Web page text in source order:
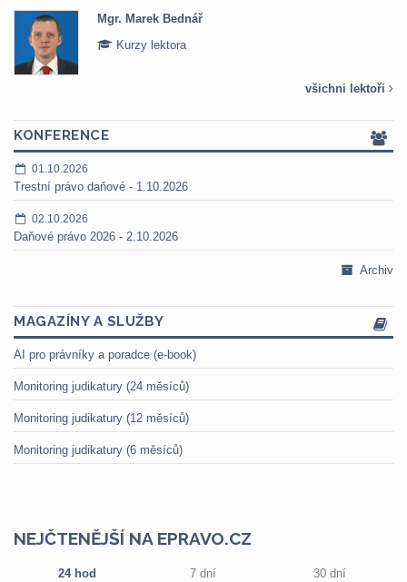
Mgr. Marek Bednář
Kurzy lektora
všichni lektoři
KONFERENCE
01.10.2026
Trestní právo daňové - 1.10.2026
02.10.2026
Daňové právo 2026 - 2.10.2026
Archiv
MAGAZÍNY A SLUŽBY
AI pro právníky a poradce (e-book)
Monitoring judikatury (24 měsíců)
Monitoring judikatury (12 měsíců)
Monitoring judikatury (6 měsíců)
NEJČTENĚJŠÍ NA EPRAVO.CZ
24 hod 7 dní 30 dní